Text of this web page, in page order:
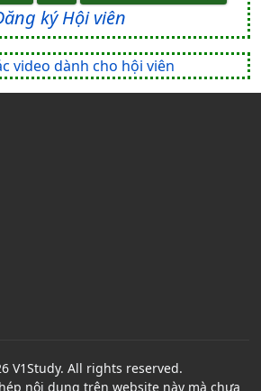
ký Hội viên
video dành cho hội viên
V1Study. All rights reserved.
nội dung trên website này mà chưa